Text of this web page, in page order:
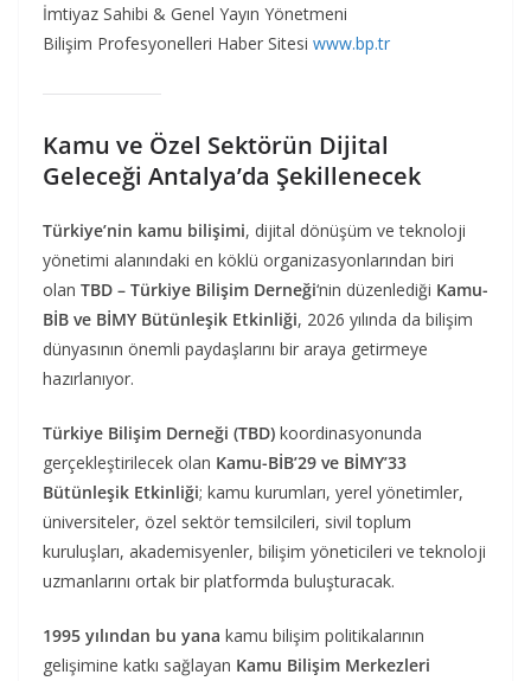
İmtiyaz Sahibi & Genel Yayın Yönetmeni
Bilişim Profesyonelleri Haber Sitesi www.bp.tr
Kamu ve Özel Sektörün Dijital
Geleceği Antalya’da Şekillenecek
Türkiye’nin kamu bilişimi, dijital dönüşüm ve teknoloji
yönetimi alanındaki en köklü organizasyonlarından biri
olan TBD – Türkiye Bilişim Derneği‘nin düzenlediği Kamu-
BİB ve BİMY Bütünleşik Etkinliği, 2026 yılında da bilişim
dünyasının önemli paydaşlarını bir araya getirmeye
hazırlanıyor.
Türkiye Bilişim Derneği (TBD) koordinasyonunda
gerçekleştirilecek olan Kamu-BİB’29 ve BİMY’33
Bütünleşik Etkinliği; kamu kurumları, yerel yönetimler,
üniversiteler, özel sektör temsilcileri, sivil toplum
kuruluşları, akademisyenler, bilişim yöneticileri ve teknoloji
uzmanlarını ortak bir platformda buluşturacak.
1995 yılından bu yana kamu bilişim politikalarının
gelişimine katkı sağlayan Kamu Bilişim Merkezleri